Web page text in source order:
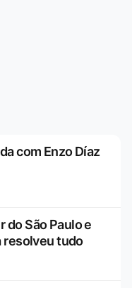
com Enzo Díaz
do São Paulo e
resolveu tudo